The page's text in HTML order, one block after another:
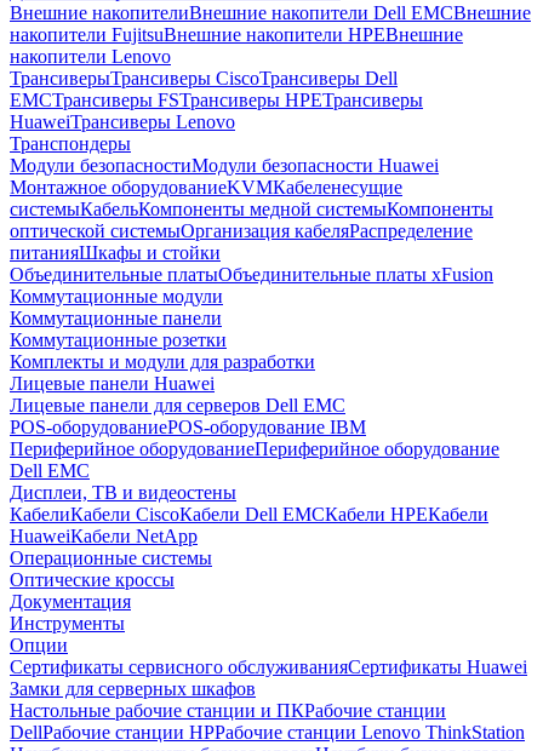
Внешние накопителиВнешние накопители Dell EMCВнешние
накопители FujitsuВнешние накопители HPEВнешние
накопители Lenovo
ТрансиверыТрансиверы CiscoТрансиверы Dell
EMCТрансиверы FSТрансиверы HPEТрансиверы
HuaweiТрансиверы Lenovo
Транспондеры
Модули безопасностиМодули безопасности Huawei
Монтажное оборудованиеKVMКабеленесущие
системыКабельКомпоненты медной системыКомпоненты
оптической системыОрганизация кабеляРаспределение
питанияШкафы и стойки
Объединительные платыОбъединительные платы xFusion
Коммутационные модули
Коммутационные панели
Коммутационные розетки
Комплекты и модули для разработки
Лицевые панели Huawei
Лицевые панели для серверов Dell EMC
POS-оборудованиеPOS-оборудование IBM
Периферийное оборудованиеПериферийное оборудование
Dell EMC
Дисплеи, ТВ и видеостены
КабелиКабели CiscoКабели Dell EMCКабели HPEКабели
HuaweiКабели NetApp
Операционные системы
Оптические кроссы
Документация
Инструменты
Опции
Сертификаты сервисного обслуживанияСертификаты Huawei
Замки для серверных шкафов
Настольные рабочие станции и ПКРабочие станции
DellРабочие станции HPРабочие станции Lenovo ThinkStation